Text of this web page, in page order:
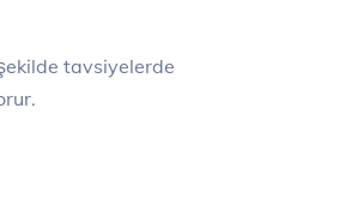
tavsiyelerde